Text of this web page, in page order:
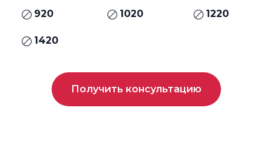
920 1020 1220
1420
Получить консультацию